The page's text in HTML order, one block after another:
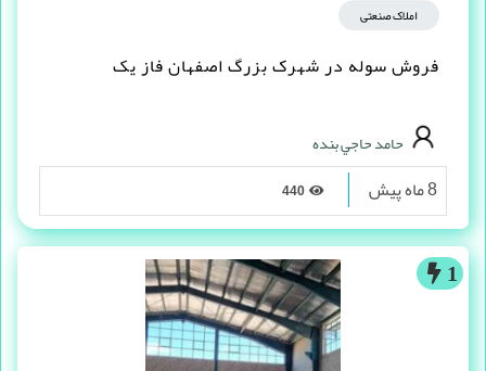
املاک صنعتی
فروش سوله در شهرک بزرگ اصفهان فاز یک
حامد حاجي بنده
8 ماه پیش
1